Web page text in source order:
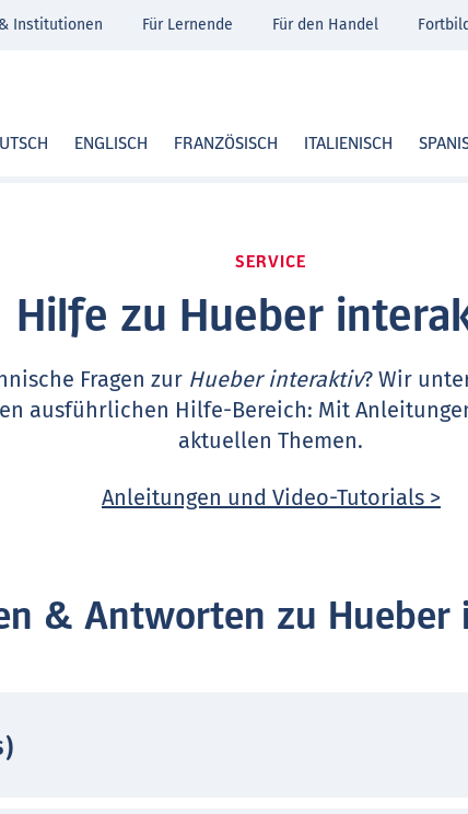
ENGLISCH FRANZÖSISCH ITALIENISCH
Institutionen Für Lernende Für den Handel
SERVICE
Hilfe zu Hueber
Fragen zur Hueber interaktiv? Wir
ausführlichen Hilfe-Bereich: Mit
aktuellen Themen.
Anleitungen und Video-Tutorials >
& Antworten zu